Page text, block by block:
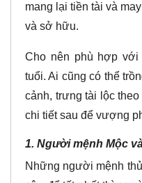
mang lại tiền tài và
và sở hữu.
Cho nên phù hợp với
tuổi. Ai cũng có thể
cảnh, trưng tài lộc
chi tiết sau để vượng
1. Người mệnh Mộc
Những người mệnh